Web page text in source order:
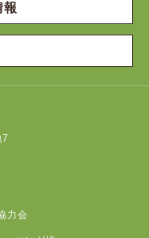
報
力会